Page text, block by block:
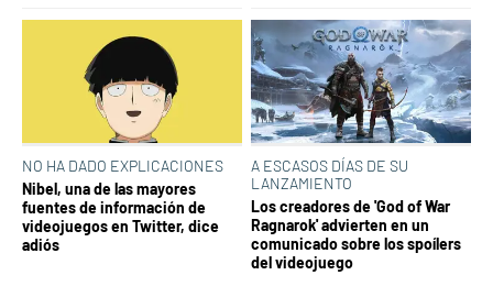
NO HA DADO EXPLICACIONES
Nibel, una de las mayores
fuentes de información de
videojuegos en Twitter, dice
adiós
A ESCASOS DÍAS DE SU
LANZAMIENTO
Los creadores de 'God of War
Ragnarok' advierten en un
comunicado sobre los spoílers
del videojuego